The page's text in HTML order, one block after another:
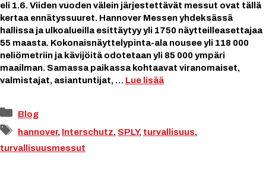
eli 1.6. Viiden vuoden välein järjestettävät messut ovat tällä
kertaa ennätyssuuret. Hannover Messen yhdeksässä
hallissa ja ulkoalueilla esittäytyy yli 1750 näytteilleasettajaa
55 maasta. Kokonaisnäyttelypinta-ala nousee yli 118 000
neliömetriin ja kävijöitä odotetaan yli 85 000 ympäri
maailman. Samassa paikassa kohtaavat viranomaiset,
valmistajat, asiantuntijat, … Lue lisää
Kategoriat
Blog
Avainsanat
hannover, Interschutz, SPLY, turvallisuus,
turvallisuusmessut